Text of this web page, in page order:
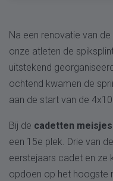
Na een renovatie van
onze atleten de
uitstekend
ochtend kwamen de
aan de start van de
Bij de cadetten meisjes
een 15e plek. Drie van
eerstejaars cadet en ze
opdoen op het hoogste